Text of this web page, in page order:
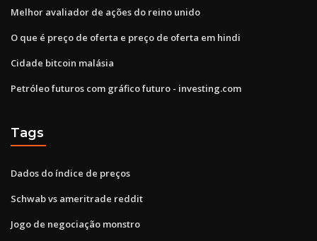
Melhor avaliador de ações do reino unido
O que é preço de oferta e preço de oferta em hindi
Cidade bitcoin malásia
Petróleo futuros com gráfico futuro - investing.com
Tags
Dados do índice de preços
Schwab vs ameritrade reddit
Jogo de negociação monstro